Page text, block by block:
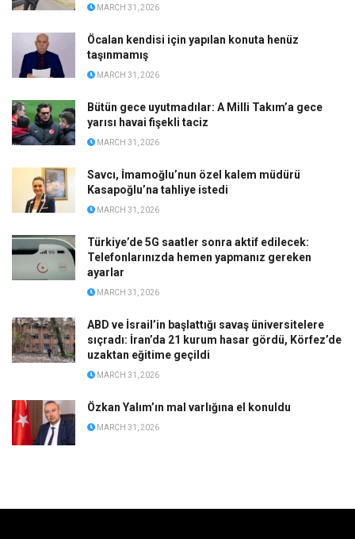
MARCH 31, 2026
Öcalan kendisi için yapılan konuta henüz
taşınmamış
MARCH 31, 2026
Bütün gece uyutmadılar: A Milli Takım’a gece
yarısı havai fişekli taciz
MARCH 31, 2026
Savcı, İmamoğlu’nun özel kalem müdürü
Kasapoğlu’na tahliye istedi
MARCH 31, 2026
Türkiye’de 5G saatler sonra aktif edilecek:
Telefonlarınızda hemen yapmanız gereken
ayarlar
MARCH 31, 2026
ABD ve İsrail’in başlattığı savaş üniversitelere
sıçradı: İran’da 21 kurum hasar gördü, Körfez’de
uzaktan eğitime geçildi
MARCH 31, 2026
Özkan Yalım’ın mal varlığına el konuldu
MARCH 31, 2026